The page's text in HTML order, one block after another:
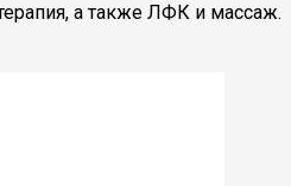
а также ЛФК и массаж.